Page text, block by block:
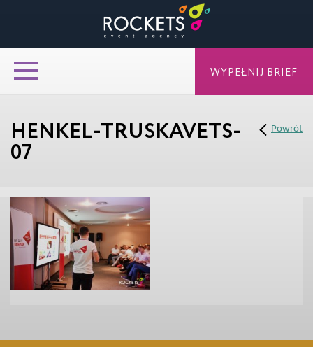
HENKEL-TRUSKAVETS-
07
Powrót
WYPEŁNIJ BRIEF